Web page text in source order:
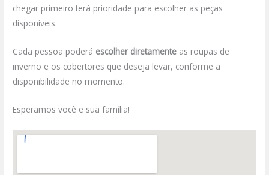
chegar primeiro terá prioridade para escolher as peças
disponíveis.
Cada pessoa poderá escolher diretamente as roupas de
inverno e os cobertores que deseja levar, conforme a
disponibilidade no momento.
Esperamos você e sua família!